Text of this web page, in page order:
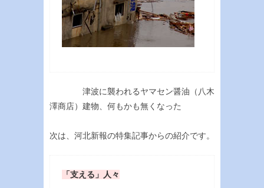
津波に襲われるヤマセン醤油（八木
澤商店）建物、何もかも無くなった
次は、河北新報の特集記事からの紹介です。
「支える」人々